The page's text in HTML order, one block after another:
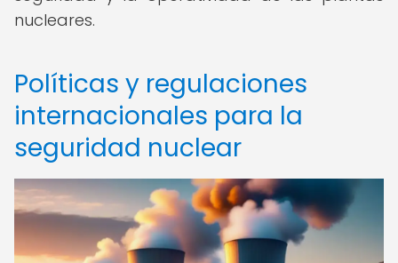
nucleares.
Políticas y regulaciones
internacionales para la
seguridad nuclear